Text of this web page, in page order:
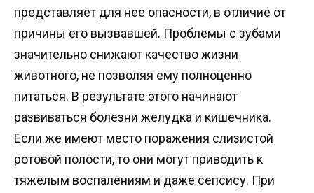
представляет для нее опасности, в отличие от
причины его вызвавшей. Проблемы с зубами
значительно снижают качество жизни
животного, не позволяя ему полноценно
питаться. В результате этого начинают
развиваться болезни желудка и кишечника.
Если же имеют место поражения слизистой
ротовой полости, то они могут приводить к
тяжелым воспалениям и даже сепсису. При